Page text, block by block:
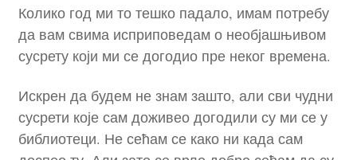
Колико год ми то тешко падало, имам потребу
да вам свима исприповедам о необјашњивом
сусрету који ми се догодио пре неког времена.
Искрен да будем не знам зашто, али сви чудни
сусрети које сам доживео догодили су ми се у
библиотеци. Не сећам се како ни када сам